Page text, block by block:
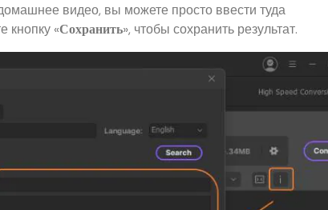
видео, вы можете просто ввести туда
кнопку «Сохранить», чтобы сохранить результат.